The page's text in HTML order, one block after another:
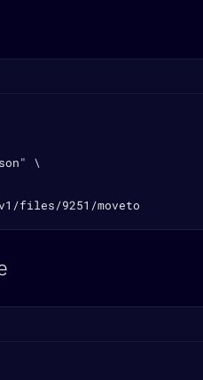
\
files/9251/moveto